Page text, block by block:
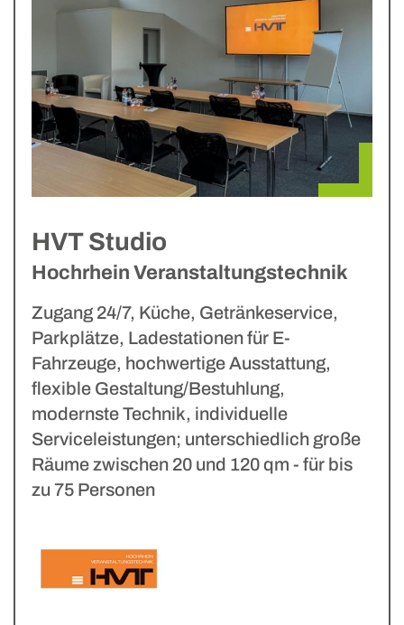
HVT Studio
Hochrhein Veranstaltungstechnik
Zugang 24/7, Küche, Getränkeservice,
Parkplätze, Ladestationen für E-
Fahrzeuge, hochwertige Ausstattung,
flexible Gestaltung/Bestuhlung,
modernste Technik, individuelle
Serviceleistungen; unterschiedlich große
Räume zwischen 20 und 120 qm - für bis
zu 75 Personen